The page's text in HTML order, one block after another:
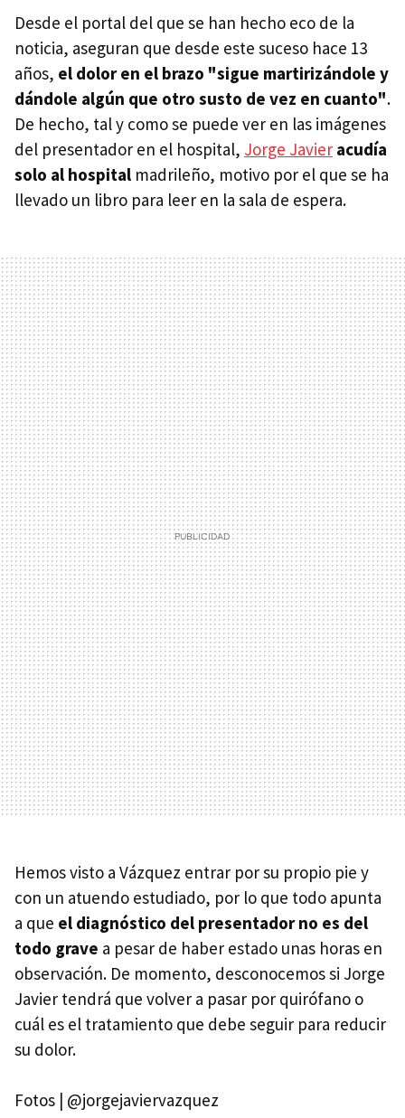
Desde el portal del que se han hecho eco de la
noticia, aseguran que desde este suceso hace 13
años, el dolor en el brazo "sigue martirizándole y
dándole algún que otro susto de vez en cuanto".
De hecho, tal y como se puede ver en las imágenes
del presentador en el hospital, Jorge Javier acudía
solo al hospital madrileño, motivo por el que se ha
llevado un libro para leer en la sala de espera.
Hemos visto a Vázquez entrar por su propio pie y
con un atuendo estudiado, por lo que todo apunta
a que el diagnóstico del presentador no es del
todo grave a pesar de haber estado unas horas en
observación. De momento, desconocemos si Jorge
Javier tendrá que volver a pasar por quirófano o
cuál es el tratamiento que debe seguir para reducir
su dolor.
Fotos | @jorgejaviervazquez